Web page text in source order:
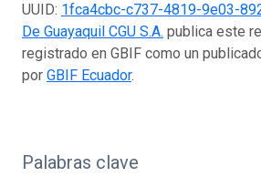
UUID: 1fca4cbc-c737-4819-9e03-
De Guayaquil CGU S.A. publica este
registrado en GBIF como un
por GBIF Ecuador.
Palabras clave